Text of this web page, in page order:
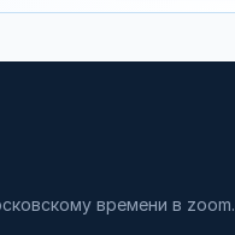
времени в zoom.